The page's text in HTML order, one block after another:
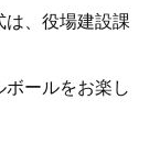
は、役場建設課
ールをお楽し